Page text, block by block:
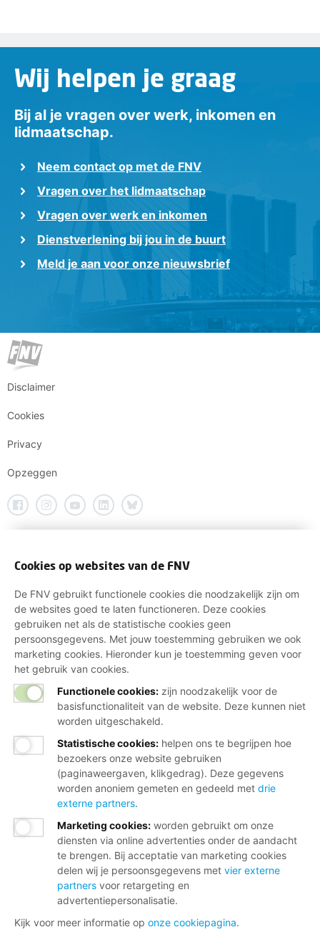
Wij helpen je graag
Bij al je vragen over werk, inkomen en
lidmaatschap.
Neem contact op met de FNV
Vragen over het lidmaatschap
Vragen over werk en inkomen
Dienstverlening bij jou in de buurt
Meld je aan voor onze nieuwsbrief
Disclaimer
Cookies
Privacy
Opzeggen
Cookies op websites van de FNV
De FNV gebruikt functionele cookies die noodzakelijk zijn om
de websites goed te laten functioneren. Deze cookies
gebruiken net als de statistische cookies geen
persoonsgegevens. Met jouw toestemming gebruiken we ook
marketing cookies. Hieronder kun je toestemming geven voor
het gebruik van cookies.
Functionele cookies: zijn noodzakelijk voor de
basisfunctionaliteit van de website. Deze kunnen niet
worden uitgeschakeld.
Statistische cookies: helpen ons te begrijpen hoe
bezoekers onze website gebruiken
(paginaweergaven, klikgedrag). Deze gegevens
worden anoniem gemeten en gedeeld met drie
externe partners.
Marketing cookies: worden gebruikt om onze
diensten via online advertenties onder de aandacht
te brengen. Bij acceptatie van marketing cookies
delen wij je persoonsgegevens met vier externe
partners voor retargeting en
advertentiepersonalisatie.
Kijk voor meer informatie op onze cookiepagina.